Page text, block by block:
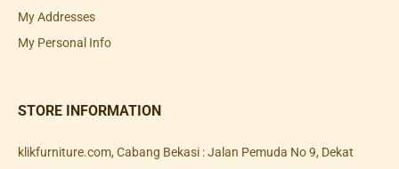
My Addresses
My Personal Info
STORE INFORMATION
klikfurniture.com, Cabang Bekasi : Jalan Pemuda No 9, Dekat